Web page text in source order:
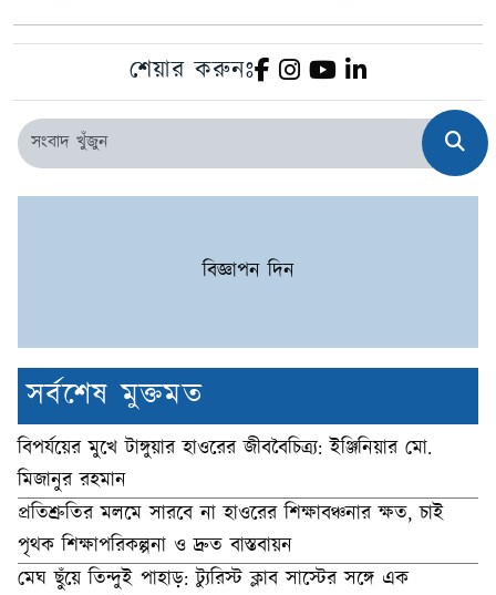
শেয়ার করুনঃ
বিজ্ঞাপন দিন
সর্বশেষ মুক্তমত
বিপর্যয়ের মুখে টাঙ্গুয়ার হাওরের জীববৈচিত্র্য: ইঞ্জিনিয়ার মো.
মিজানুর রহমান
প্রতিশ্রুতির মলমে সারবে না হাওরের শিক্ষাবঞ্চনার ক্ষত, চাই
পৃথক শিক্ষাপরিকল্পনা ও দ্রুত বাস্তবায়ন
মেঘ ছুঁয়ে তিন্দুই পাহাড়: ট্যুরিস্ট ক্লাব সাস্টের সঙ্গে এক